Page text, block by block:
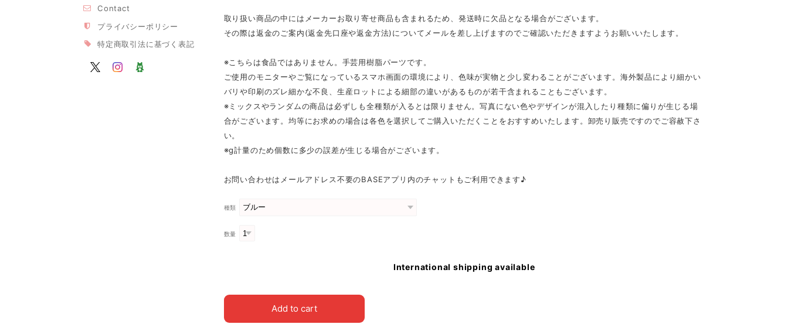
Contact
プライバシーポリシー
特定商取引法に基づく表記
取り扱い商品の中にはメーカーお取り寄せ商品も含まれるため、発送時に欠品となる場合がございます。
その際は返金のご案内(返金先口座や返金方法)についてメールを差し上げますのでご確認いただきますようお願いいたします。
※こちらは食品ではありません。手芸用樹脂パーツです。
ご使用のモニターやご覧になっているスマホ画面の環境により、色味が実物と少し変わることがございます。海外製品により細かい
バリや印刷のズレ細かな不良、生産ロットによる細部の違いがあるものが若干含まれることもございます。
※ミックスやランダムの商品は必ずしも全種類が入るとは限りません。写真にない色やデザインが混入したり種類に偏りが生じる場
合がございます。均等にお求めの場合は各色を選択してご購入いただくことをおすすめいたします。卸売り販売ですのでご容赦下さ
い。
※g計量のため個数に多少の誤差が生じる場合がございます。
お問い合わせはメールアドレス不要のBASEアプリ内のチャットもご利用できます♪
種類
数量
International shipping available
Add to cart